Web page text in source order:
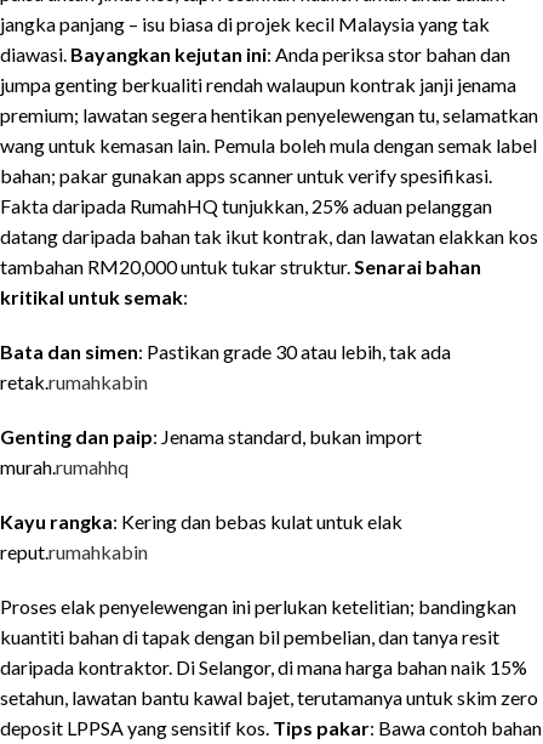
jangka panjang – isu biasa di projek kecil Malaysia yang tak
diawasi. Bayangkan kejutan ini: Anda periksa stor bahan dan
jumpa genting berkualiti rendah walaupun kontrak janji jenama
premium; lawatan segera hentikan penyelewengan tu, selamatkan
wang untuk kemasan lain. Pemula boleh mula dengan semak label
bahan; pakar gunakan apps scanner untuk verify spesifikasi.
Fakta daripada RumahHQ tunjukkan, 25% aduan pelanggan
datang daripada bahan tak ikut kontrak, dan lawatan elakkan kos
tambahan RM20,000 untuk tukar struktur. Senarai bahan
kritikal untuk semak:
Bata dan simen: Pastikan grade 30 atau lebih, tak ada
retak. rumahkabin
Genting dan paip: Jenama standard, bukan import
murah.rumahhq
Kayu rangka: Kering dan bebas kulat untuk elak
reput.rumahkabin
Proses elak penyelewengan ini perlukan ketelitian; bandingkan
kuantiti bahan di tapak dengan bil pembelian, dan tanya resit
daripada kontraktor. Di Selangor, di mana harga bahan naik 15%
setahun, lawatan bantu kawal bajet, terutamanya untuk skim zero
deposit LPPSA yang sensitif kos. Tips pakar: Bawa contoh bahan